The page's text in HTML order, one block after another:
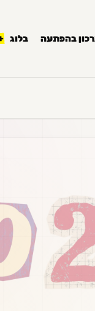
בהפתעה בלוג